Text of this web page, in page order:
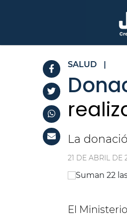
SALUD |
La
21 DE ABRIL DE
El